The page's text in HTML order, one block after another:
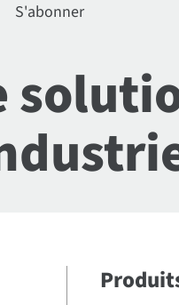
S'abonner